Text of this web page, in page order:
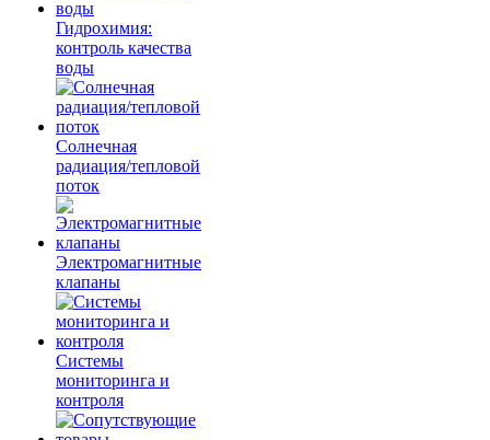
Гидрохимия:
контроль качества
воды
Солнечная
радиация/тепловой
поток
Электромагнитные
клапаны
Системы
мониторинга и
контроля